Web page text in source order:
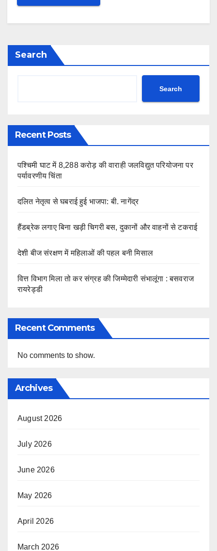
Search
Search
Recent Posts
पश्चिमी घाट में 8,288 करोड़ की वाराही जलविद्युत परियोजना पर
पर्यावरणीय चिंता
दलित नेतृत्व से घबराई हुई भाजपा: बी. नागेंद्र
हैंडब्रेक लगाए बिना खड़ी चिगरी बस, दुकानों और वाहनों से टकराई
देशी बीज संरक्षण में महिलाओं की पहल बनी मिसाल
वित्त विभाग मिला तो कर संग्रह की जिम्मेदारी संभालूंगा : बसवराज
रायरेड्डी
Recent Comments
No comments to show.
Archives
August 2026
July 2026
June 2026
May 2026
April 2026
March 2026